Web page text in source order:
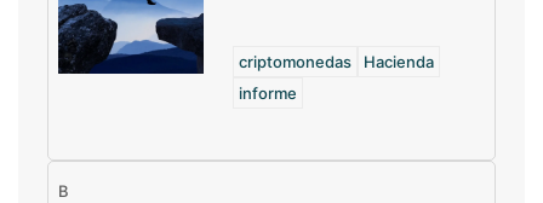
criptomonedas
Hacienda
informe
B